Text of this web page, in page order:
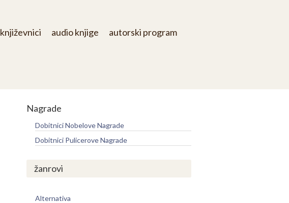
književnici audio knjige autorski program
Nagrade
Dobitnici Nobelove Nagrade
Dobitnici Pulicerove Nagrade
žanrovi
Alternativa